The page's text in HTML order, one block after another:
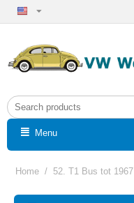
Menu
Home / 52. T1 Bus tot 1967